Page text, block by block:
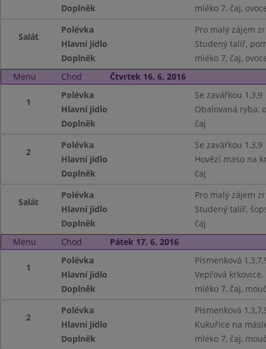
Doplněk
mléko 7, čaj,
Salát
Polévka
Pro malý zájem
Hlavní jídlo
Studený talíř,
Doplněk
mléko 7, čaj,
Menu
Chod Čtvrtek 16. 6. 2016
1
Polévka
Se zavářkou 1,3,9
Hlavní jídlo
Obalovaná ryba,
Doplněk
čaj
2
Polévka
Se zavářkou 1,3,9
Hlavní jídlo
Hovězí maso na
Doplněk
čaj
Salát
Polévka
Pro malý zájem
Hlavní jídlo
Studený talíř,
Doplněk
čaj
Menu
Chod Pátek 17. 6. 2016
1
Polévka
Písmenková
Hlavní jídlo
Vepřová
Doplněk
mléko 7, čaj,
2
Polévka
Písmenková
Hlavní jídlo
Kukuřice na
Doplněk
mléko 7, čaj,